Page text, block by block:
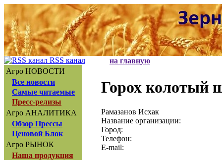
RSS канал
Агро НОВОСТИ
Все новости
Самые читаемые
Пресс-релизы
Агро АНАЛИТИКА
Обзор Прессы
Ценовой Блок
Агро РЫНОК
Наша продукция
на главную
Горох колотый
Рамазанов Исхак
Название организации:
Город:
Телефон:
E-mail: